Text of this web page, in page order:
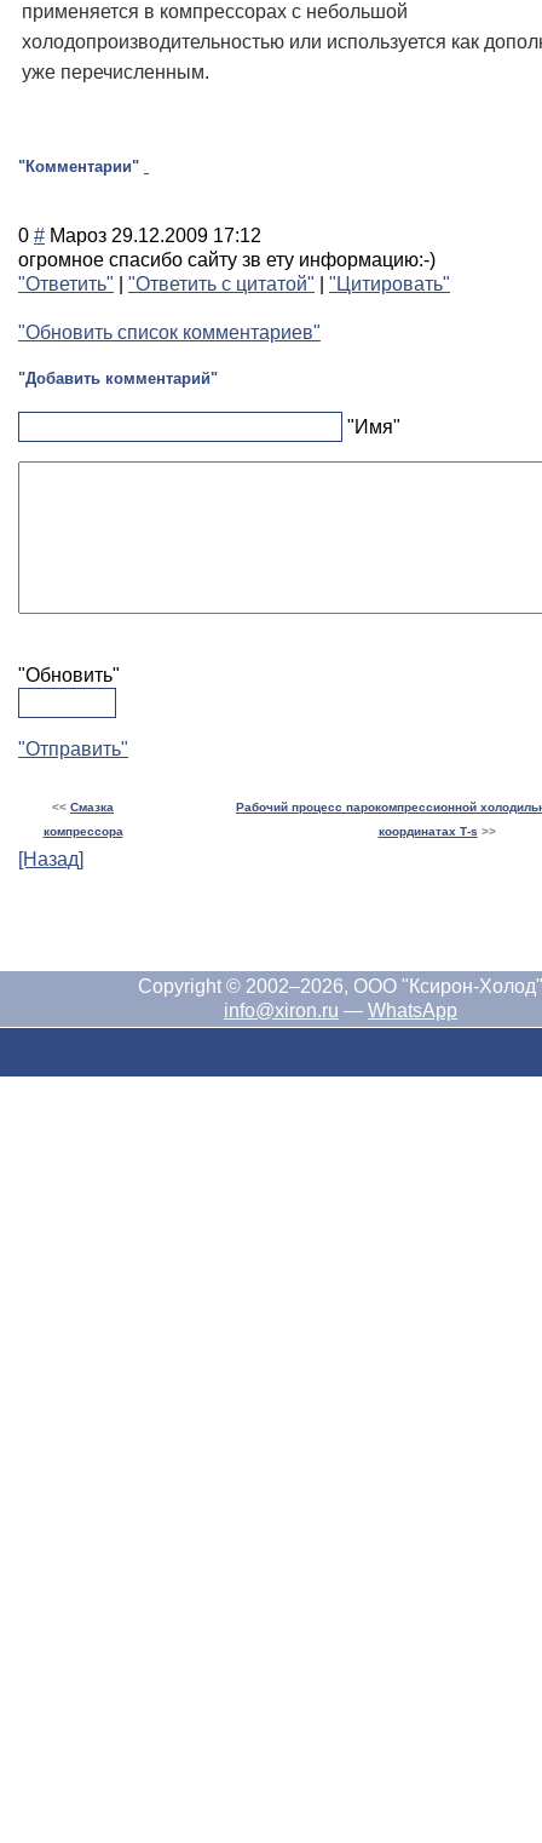
применяется в компрессорах с небольшой
холодопроизводительностью или используется как
уже перечисленным.
"Комментарии"
0 # Мароз 29.12.2009 17:12
огромное спасибо сайту зв ету информацию:-)
"Ответить"
"Ответить с цитатой" "Цитировать"
"Обновить список комментариев"
"Добавить комментарий"
"Имя"
"Обновить"
"Отправить"
<< Смазка
компрессора
Рабочий процесс парокомпрессионной
координатах Т-s >>
[Назад]
Copyright © 2002–2026, ООО "Ксирон-Холод"
info@xiron.ru — WhatsApp